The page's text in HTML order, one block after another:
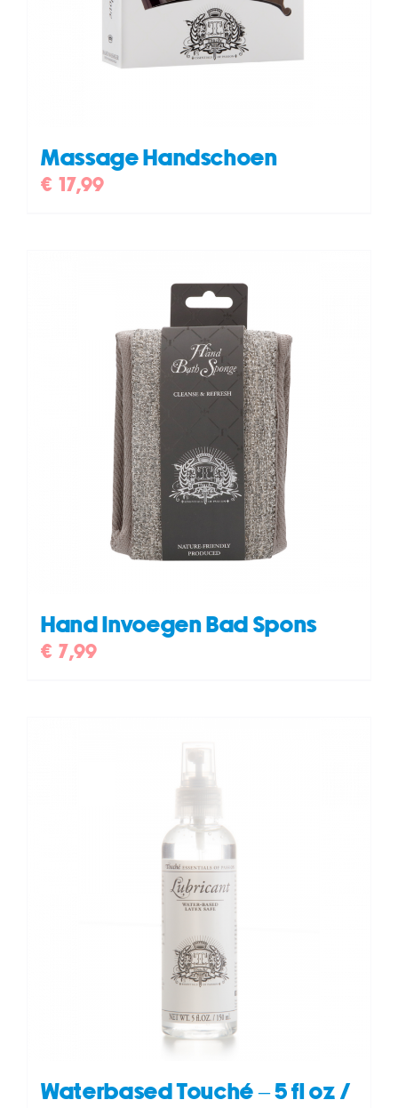
Massage Handschoen
€ 17,99
Hand Invoegen Bad Spons
€ 7,99
Waterbased Touché – 5 fl oz /